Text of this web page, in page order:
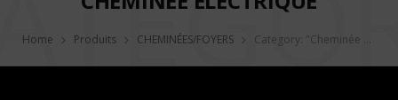
k a
Home Produits CHEMINÉES/FOYERS